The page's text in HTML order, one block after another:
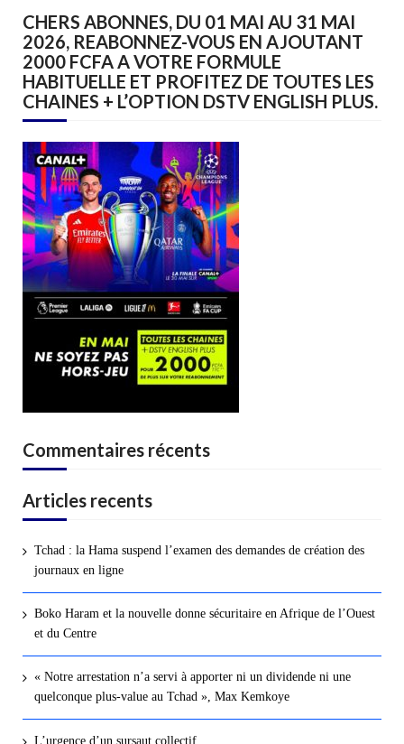
CHERS ABONNES, DU 01 MAI AU 31 MAI
2026, REABONNEZ-VOUS EN AJOUTANT
2000 FCFA A VOTRE FORMULE
HABITUELLE ET PROFITEZ DE TOUTES LES
CHAINES + L’OPTION DSTV ENGLISH PLUS.
Commentaires récents
Articles recents
Tchad : la Hama suspend l’examen des demandes de création des
journaux en ligne
Boko Haram et la nouvelle donne sécuritaire en Afrique de l’Ouest
et du Centre
« Notre arrestation n’a servi à apporter ni un dividende ni une
quelconque plus-value au Tchad », Max Kemkoye
L’urgence d’un sursaut collectif